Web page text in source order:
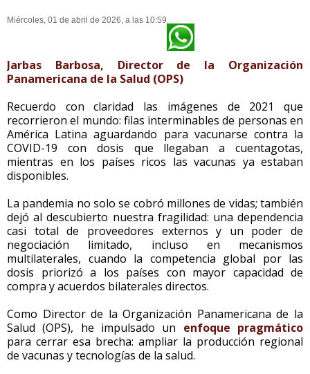
Miércoles, 01 de abril de 2026, a las 10:59
Jarbas Barbosa, Director de la Organización
Panamericana de la Salud (OPS)
Recuerdo con claridad las imágenes de 2021 que
recorrieron el mundo: filas interminables de personas en
América Latina aguardando para vacunarse contra la
COVID-19 con dosis que llegaban a cuentagotas,
mientras en los países ricos las vacunas ya estaban
disponibles.
La pandemia no solo se cobró millones de vidas; también
dejó al descubierto nuestra fragilidad: una dependencia
casi total de proveedores externos y un poder de
negociación limitado, incluso en mecanismos
multilaterales, cuando la competencia global por las
dosis priorizó a los países con mayor capacidad de
compra y acuerdos bilaterales directos.
Como Director de la Organización Panamericana de la
Salud (OPS), he impulsado un enfoque pragmático
para cerrar esa brecha: ampliar la producción regional
de vacunas y tecnologías de la salud.